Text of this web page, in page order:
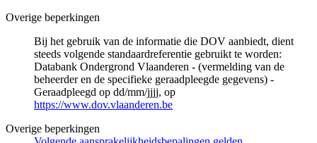
Overige beperkingen
Bij het gebruik van de informatie die DOV aanbiedt, dient
steeds volgende standaardreferentie gebruikt te worden:
Databank Ondergrond Vlaanderen - (vermelding van de
beheerder en de specifieke geraadpleegde gegevens) -
Geraadpleegd op dd/mm/jjjj, op
https://www.dov.vlaanderen.be
Overige beperkingen